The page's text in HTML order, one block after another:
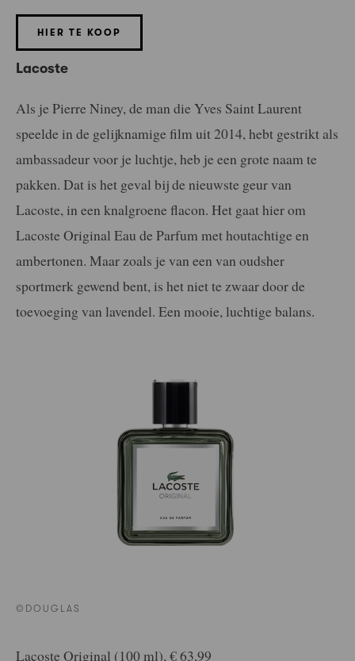
HIER TE KOOP
Lacoste
Als je Pierre Niney, de man die Yves Saint Laurent
speelde in de gelijknamige film uit 2014, hebt gestrikt als
ambassadeur voor je luchtje, heb je een grote naam te
pakken. Dat is het geval bij de nieuwste geur van
Lacoste, in een knalgroene flacon. Het gaat hier om
Lacoste Original Eau de Parfum met houtachtige en
ambertonen. Maar zoals je van een van oudsher
sportmerk gewend bent, is het niet te zwaar door de
toevoeging van lavendel. Een mooie, luchtige balans.
©DOUGLAS
Lacoste Original (100 ml), € 63,99